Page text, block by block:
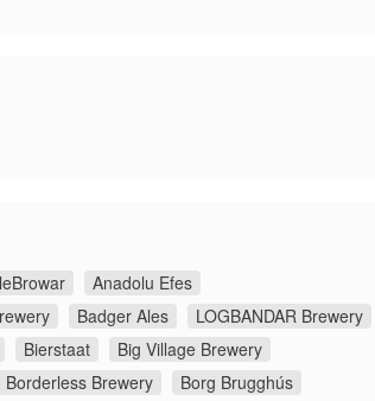
Anadolu Efes
Badger Ales
LOGBANDAR Brewery
Bierstaat
Big Village Brewery
Borderless Brewery
Borg Brugghús